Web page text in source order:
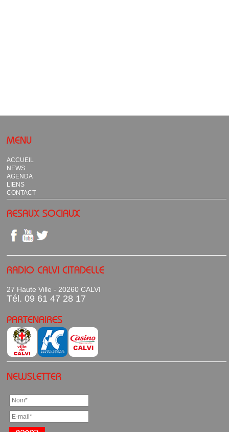
MENU
ACCUEIL
NEWS
AGENDA
LIENS
CONTACT
RESAUX SOCIAUX
RADIO CALVI CITADELLE
27 Haute Ville - 20260 CALVI
Tél. 09 61 47 28 17
PARTENAIRES
NEWSLETTER